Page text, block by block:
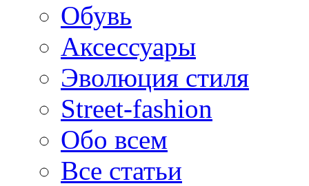
Обувь
Аксессуары
Эволюция стиля
Street-fashion
Обо всем
Все статьи